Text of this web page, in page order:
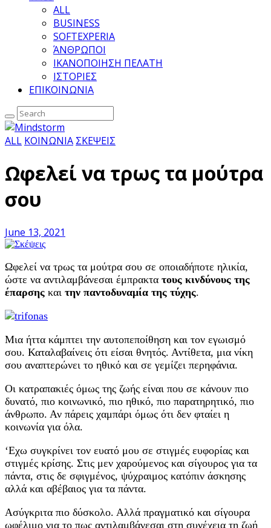
ALL
BUSINESS
SOFTEXPERIA
ΆΝΘΡΩΠΟΙ
ΙΚΑΝΟΠΟΙΗΣΗ ΠΕΛΑΤΗ
ΙΣΤΟΡΙΕΣ
ΕΠΙΚΟΙΝΩΝΙΑ
ALL ΚΟΙΝΩΝΙΑ ΣΚΕΨΕΙΣ
Ωφελεί να τρως τα μούτρα
σου
June 13, 2021
Ωφελεί να τρως τα μούτρα σου σε οποιαδήποτε ηλικία,
ώστε να αντιλαμβάνεσαι έμπρακτα τους κινδύνους της
έπαρσης και την παντοδυναμία της τύχης.
Μια ήττα κάμπτει την αυτοπεποίθηση και τον εγωισμό
σου. Καταλαβαίνεις ότι είσαι θνητός. Αντίθετα, μια νίκη
σου αναπτερώνει το ηθικό και σε γεμίζει περηφάνια.
Οι κατραπακιές όμως της ζωής είναι που σε κάνουν πιο
δυνατό, πιο κοινωνικό, πιο ηθικό, πιο παρατηρητικό, πιο
άνθρωπο. Αν πάρεις χαμπάρι όμως ότι δεν φταίει η
κοινωνία για όλα.
‘Εχω συγκρίνει τον ευατό μου σε στιγμές ευφορίας και
στιγμές κρίσης. Στις μεν χαρούμενος και σίγουρος για τα
πάντα, στις δε σφιγμένος, ψύχραιμος κατόπιν άσκησης
αλλά και αβέβαιος για τα πάντα.
Ασύγκριτα πιο δύσκολο. Αλλά πραγματικό και σίγουρα
ωφέλιμο για το πως αντιλαμβάνεσαι στη συνέχεια τη ζωή